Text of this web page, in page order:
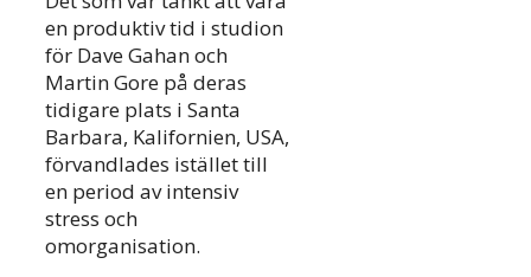
en produktiv tid i studion
för Dave Gahan och
Martin Gore på deras
tidigare plats i Santa
Barbara, Kalifornien, USA,
förvandlades istället till
en period av intensiv
stress och
omorganisation.